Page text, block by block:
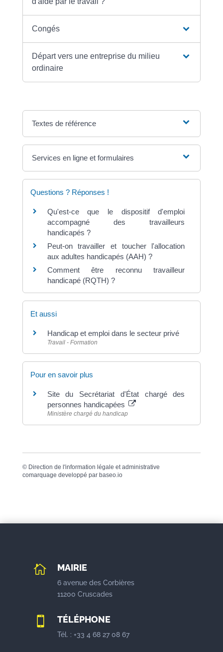
Congés
Départ vers une entreprise du milieu
ordinaire
Textes de référence
Services en ligne et formulaires
Questions ? Réponses !
Qu'est-ce que le dispositif d'emploi
accompagné des travailleurs
handicapés ?
Peut-on travailler et toucher l'allocation
aux adultes handicapés (AAH) ?
Comment être reconnu travailleur
handicapé (RQTH) ?
Et aussi
Handicap et emploi dans le secteur privé
Travail - Formation
Pour en savoir plus
Site du Secrétariat d'État chargé des
personnes handicapées
Ministère chargé du handicap
© Direction de l'information légale et administrative
comarquage developpé par baseo.io
 MAIRIE
6 avenue des Corbières
11200 Cruscades
 TÉLÉPHONE
Tél. : +33 4 68 27 08 67